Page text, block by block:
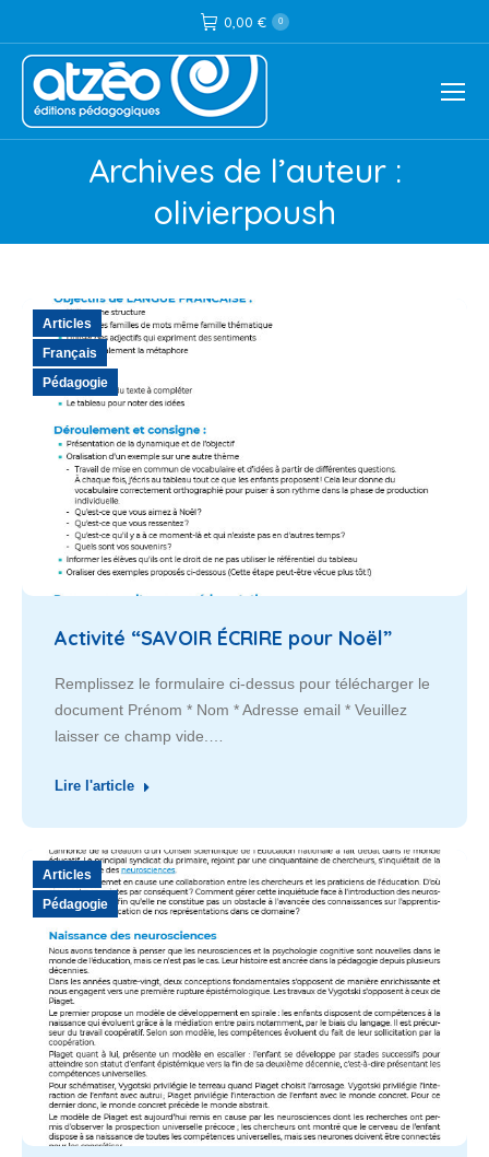
0,00 € 0
Archives de l’auteur :
olivierpoush
Articles
Français
Pédagogie
Activité “SAVOIR ÉCRIRE pour Noël”
Remplissez le formulaire ci-dessus pour télécharger le
document Prénom * Nom * Adresse email * Veuillez
laisser ce champ vide.…
Lire l'article
Articles
Pédagogie